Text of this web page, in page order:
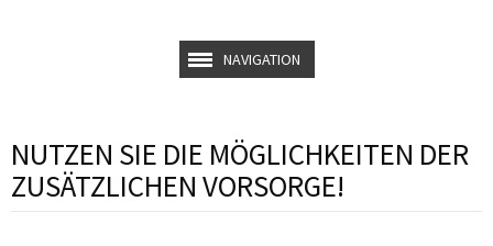
NAVIGATION
NUTZEN SIE DIE MÖGLICHKEITEN DER
ZUSÄTZLICHEN VORSORGE!